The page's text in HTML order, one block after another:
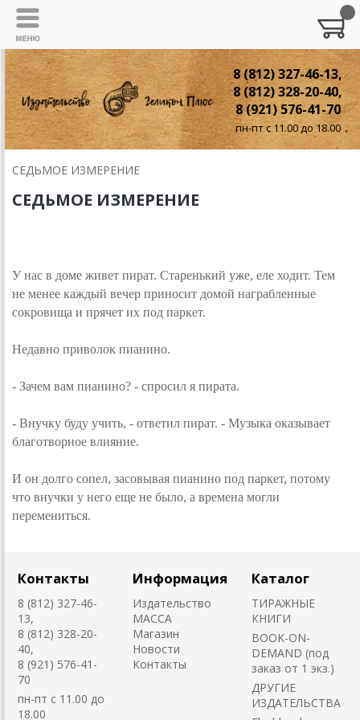
8 (812) 327-46-13,
8 (812) 328-20-40,
8 (921) 576-41-70
пн-пт с 11.00 до 18.00
СЕДЬМОЕ ИЗМЕРЕНИЕ
СЕДЬМОЕ ИЗМЕРЕНИЕ
У нас в доме живет пират. Старенький уже, еле ходит. Тем
не менее каждый вечер приносит домой награбленные
сокровища и прячет их под паркет.
Недавно приволок пианино.
- Зачем вам пианино? - спросил я пирата.
- Внучку буду учить, - ответил пират. - Музыка оказывает
благотворное влияние.
И он долго сопел, засовывая пианино под паркет, потому
что внучки у него еще не было, а времена могли
перемениться.
Контакты
8 (812) 327-46-
13,
8 (812) 328-20-
40,
8 (921) 576-41-
70
пн-пт с 11.00 до
18.00
Информация
Издательство
MACCA
Магазин
Новости
Контакты
Каталог
ТИРАЖНЫЕ
КНИГИ
BOOK-ON-
DEMAND (под
заказ от 1 экз.)
ДРУГИЕ
ИЗДАТЕЛЬСТВА